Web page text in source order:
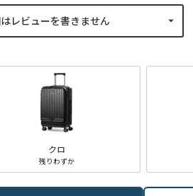
(
必
)
クロ
残りわずか